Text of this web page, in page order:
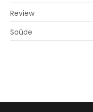
Review
Saúde